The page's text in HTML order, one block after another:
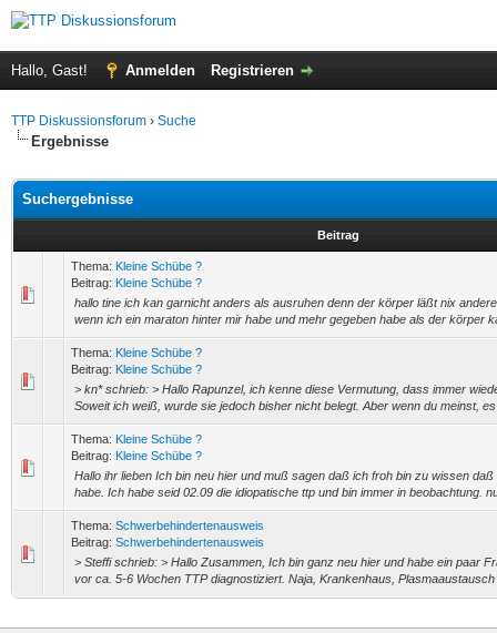
Hallo, Gast! Anmelden Registrieren
TTP Diskussionsforum › Suche
Ergebnisse
Suchergebnisse
Beitrag
Thema: Kleine Schübe ?
Beitrag: Kleine Schübe ?
hallo tine ich kan garnicht anders als ausruhen denn der körper läßt nix
wenn ich ein maraton hinter mir habe und mehr gegeben habe als der körper
Thema: Kleine Schübe ?
Beitrag: Kleine Schübe ?
> kn* schrieb: > Hallo Rapunzel, ich kenne diese Vermutung, dass immer
Soweit ich weiß, wurde sie jedoch bisher nicht belegt. Aber wenn du meinst,
Thema: Kleine Schübe ?
Beitrag: Kleine Schübe ?
Hallo ihr lieben Ich bin neu hier und muß sagen daß ich froh bin zu wissen
habe. Ich habe seid 02.09 die idiopatische ttp und bin immer in beobachtung.
Thema: Schwerbehindertenausweis
Beitrag: Schwerbehindertenausweis
> Steffi schrieb: > Hallo Zusammen, Ich bin ganz neu hier und habe ein paar
vor ca. 5-6 Wochen TTP diagnostiziert. Naja, Krankenhaus,